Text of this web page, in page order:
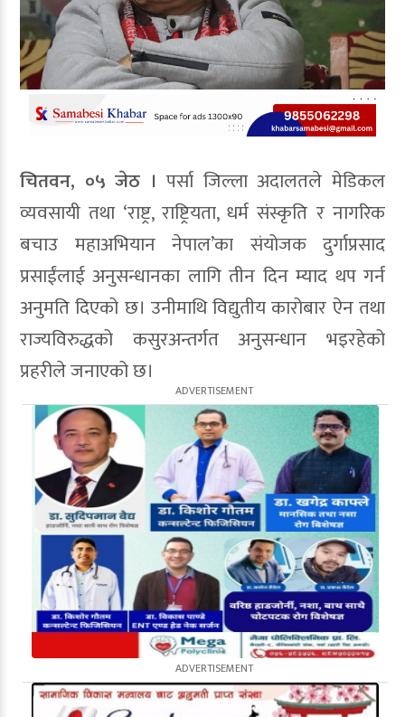
चितवन, ०५ जेठ । पर्सा जिल्ला अदालतले मेडिकल
व्यवसायी तथा ‘राष्ट्र, राष्ट्रियता, धर्म संस्कृति र नागरिक
बचाउ महाअभियान नेपाल’का संयोजक दुर्गाप्रसाद
प्रसाईंलाई अनुसन्धानका लागि तीन दिन म्याद थप गर्न
अनुमति दिएको छ। उनीमाथि विद्युतीय कारोबार ऐन तथा
राज्यविरुद्धको कसुरअन्तर्गत अनुसन्धान भइरहेको
प्रहरीले जनाएको छ।